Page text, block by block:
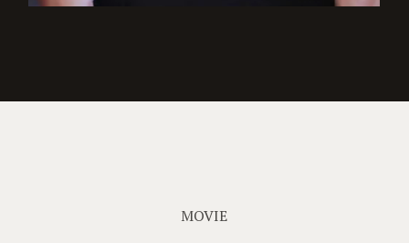
MOVIE